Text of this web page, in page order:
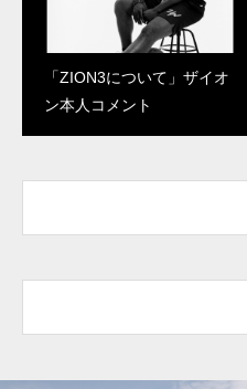
「ZION3について」ザイオ
ン本人コメント
JORDAN BASKETBALL CL
INIC Presented by ZONE O
F HOOPS＋